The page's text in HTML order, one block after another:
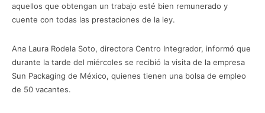
aquellos que obtengan un trabajo esté bien remunerado y
cuente con todas las prestaciones de la ley.
Ana Laura Rodela Soto, directora Centro Integrador, informó que
durante la tarde del miércoles se recibió la visita de la empresa
Sun Packaging de México, quienes tienen una bolsa de empleo
de 50 vacantes.